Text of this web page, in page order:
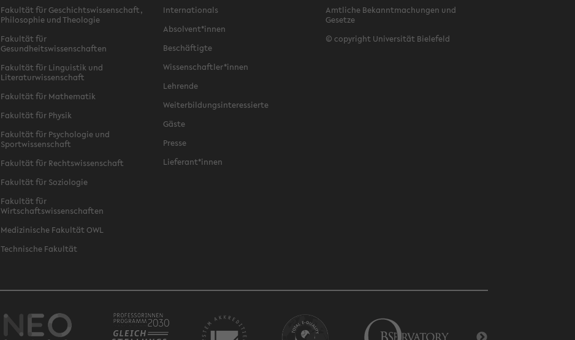
Fakultät für Geschichtswissenschaft,
Philosophie und Theologie
Fakultät für
Gesundheitswissenschaften
Fakultät für Linguistik und
Literaturwissenschaft
Fakultät für Mathematik
Fakultät für Physik
Fakultät für Psychologie und
Sportwissenschaft
Fakultät für Rechtswissenschaft
Fakultät für Soziologie
Fakultät für
Wirtschaftswissenschaften
Medizinische Fakultät OWL
Technische Fakultät
Internationals
Absolvent*innen
Beschäftigte
Wissenschaftler*innen
Lehrende
Weiterbildungsinteressierte
Gäste
Presse
Lieferant*innen
Amtliche Bekanntmachungen und
Gesetze
© copyright Universität Bielefeld